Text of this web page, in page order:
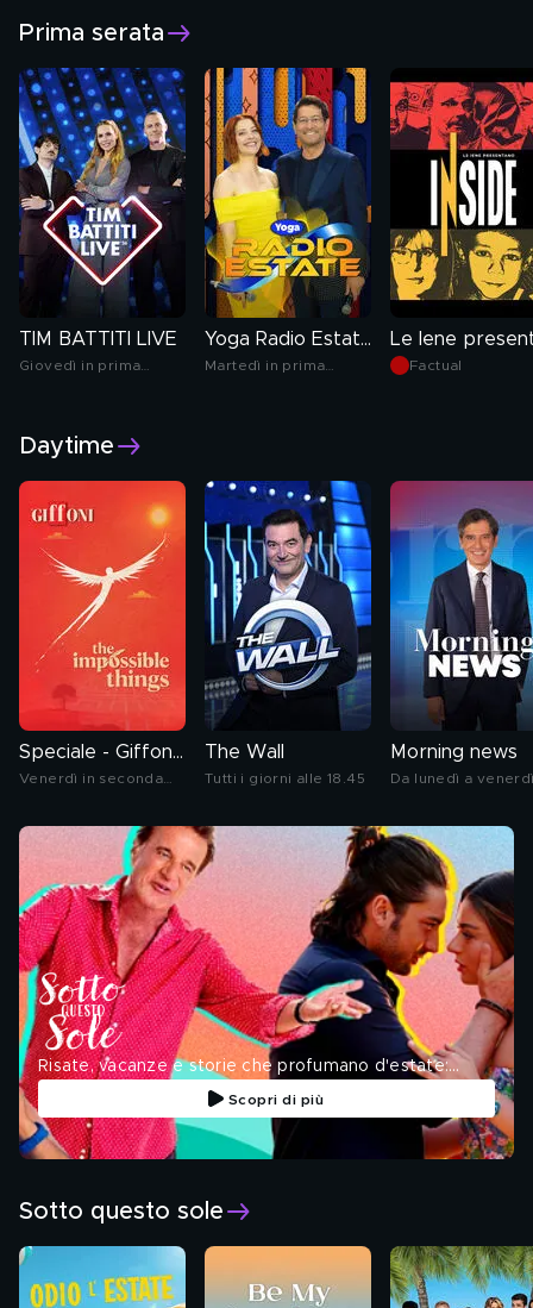
Prima serata
TIM BATTITI LIVE
Giovedì in prima
Yoga Radio Estate
Martedì in prima
Factual
Daytime
Speciale - Giffoni 56: le cose impossibili
Venerdì in seconda
The Wall
Tutti i giorni alle 18.45
Morning news
Da lunedì a
Risate, vacanze e storie che profumano d'estate:
Scopri di più
Sotto questo sole